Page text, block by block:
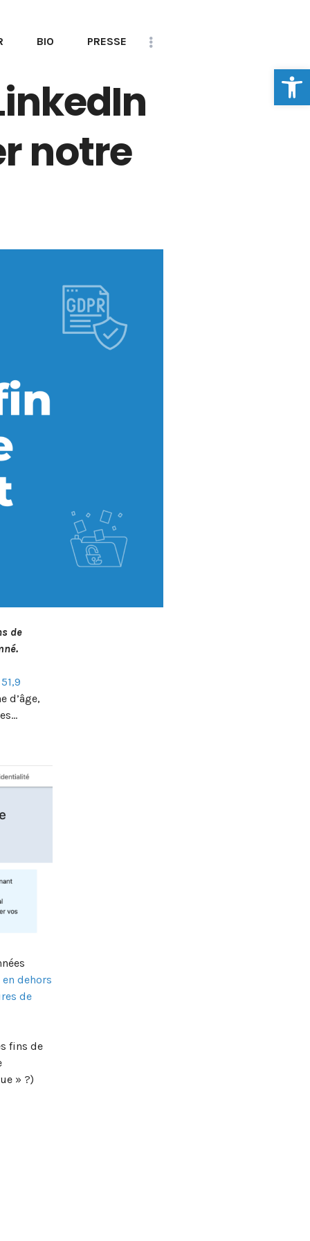
Ouvrir
BIO PRESSE
notre
de
51,9
d’âge,
dehors
de
fins de
» ?)